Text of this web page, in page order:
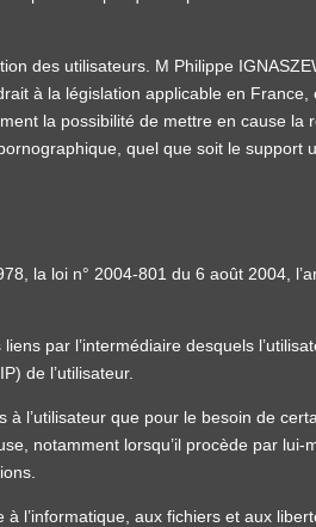
des utilisateurs. M Philippe
à la législation applicable en
la possibilité de mettre en cause la
quel que soit le support
la loi n° 2004-801 du 6 août 2004,
par l’intermédiaire desquels
de l’utilisateur.
l’utilisateur que pour le besoin de
notamment lorsqu’il procède par
l’informatique, aux fichiers et aux